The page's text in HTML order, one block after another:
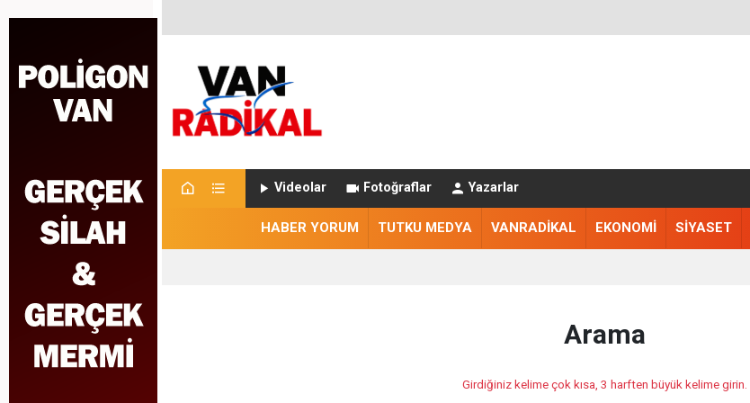
Videolar Fotoğraflar Yazarlar
HABER YORUM TUTKU MEDYA VANRADİKAL EKONOMİ SİYASET
Arama
Girdiğiniz kelime çok kısa, 3 harften büyük kelime girin.